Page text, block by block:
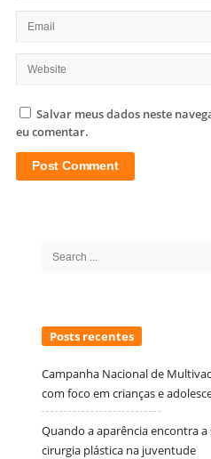
Salvar meus dados neste
eu comentar.
Posts recentes
Campanha Nacional de
com foco em crianças e
Quando a aparência encontra a
cirurgia plástica na juventude